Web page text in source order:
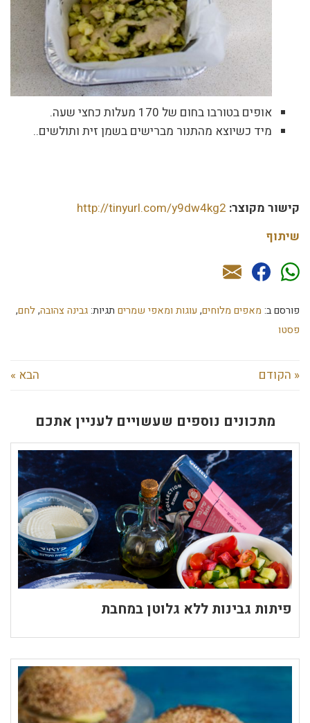
אופים בטורבו בחום של 170 מעלות כחצי שעה.
מיד כשיוצא מהתנור מברישים בשמן זית ותולשים..
קישור מקוצר: http://tinyurl.com/y9dw4kg2
שיתוף
פורסם ב: מאפים מלוחים, עוגות ומאפי שמרים תגיות:גבינה צהובה,לחם,
פסטו
« הקודם הבא »
מתכונים נוספים שעשויים לעניין אתכם
פיתות גבינות ללא גלוטן במחבת